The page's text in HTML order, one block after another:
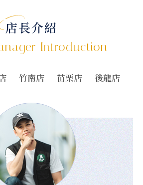
店長介紹
Introduction
竹南店 苗栗店 後龍店